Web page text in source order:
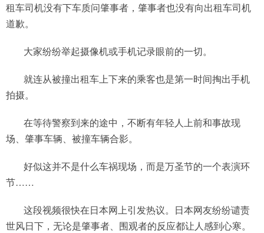
租车司机没有下车质问肇事者，肇事者也没有向出租车司机
道歉。
大家纷纷举起摄像机或手机记录眼前的一切。
就连从被撞出租车上下来的乘客也是第一时间掏出手机
拍摄。
在等待警察到来的途中，不断有年轻人上前和事故现
场、肇事车辆、被撞车辆合影。
好似这并不是什么车祸现场，而是万圣节的一个表演环
节……
这段视频很快在日本网上引发热议。日本网友纷纷谴责
世风日下，无论是肇事者、围观者的反应都让人感到心寒。